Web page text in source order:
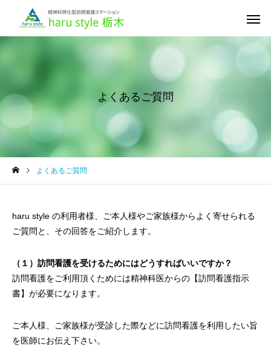
よくあるご質問
よくあるご質問
haru style の利用者様、ご本人様やご家族様からよく寄せられる
ご質問と、その回答をご紹介します。
（１）訪問看護を受けるためにはどうすればいいですか？
訪問看護をご利用頂くためには精神科医からの【訪問看護指示
書】が必要になります。
ご本人様、ご家族様が受診した際などに訪問看護を利用したい旨
を医師にお伝え下さい。